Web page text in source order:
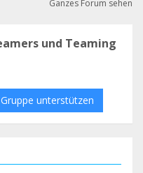
Ganzes Forum sehen
und Teaming
Gruppe unterstützen